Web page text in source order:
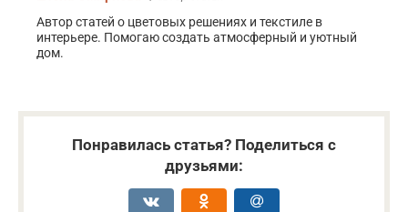
Автор статей о цветовых решениях и текстиле в
интерьере. Помогаю создать атмосферный и уютный
дом.
Понравилась статья? Поделиться с
друзьями: